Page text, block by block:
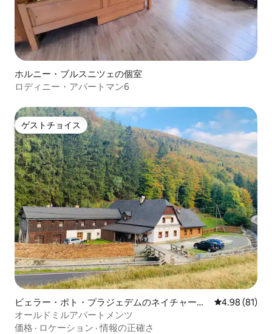
ホルニー・ブルスニツェの個室
ロディニー・アパートマン6
ゲストチョイス
ゲストチョイス
ビェラー・ポト・プラジェデムのネイチャーロ
ッジ
レビュー81
4.98 (81)
オールドミルアパートメンツ
価格 · ロケーション ·情報の正確さ